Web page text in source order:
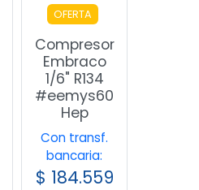
OFERTA
Compresor
Embraco
1/6" R134
#eemys60
Hep
Con transf.
bancaria:
$ 184.559